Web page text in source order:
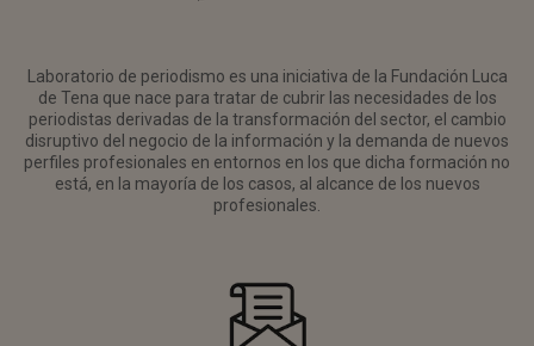
Laboratorio de periodismo es una iniciativa de la Fundación Luca
de Tena que nace para tratar de cubrir las necesidades de los
periodistas derivadas de la transformación del sector, el cambio
disruptivo del negocio de la información y la demanda de nuevos
perfiles profesionales en entornos en los que dicha formación no
está, en la mayoría de los casos, al alcance de los nuevos
profesionales.